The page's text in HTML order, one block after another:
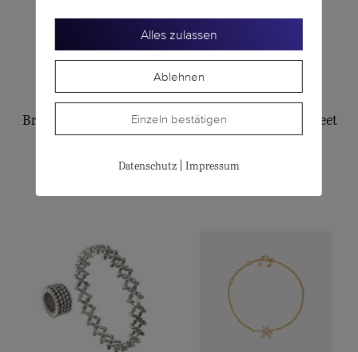
OLE LYNGGAARD
Bracelet Shooting Stars
OLE LYNGGAARD
Silk-Armband für Sweet
CHF
Alles zulassen
Ablehnen
Einzeln bestätigen
Datenschutz| Impressum